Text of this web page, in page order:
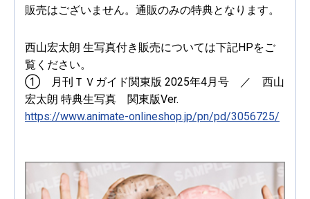
販売はございません。通販のみの特典となります。
西山宏太朗 生写真付き販売については下記HPをご
覧ください。
① 月刊ＴＶガイド関東版 2025年4月号 ／ 西山
宏太朗 特典生写真 関東版Ver.
https://www.animate-onlineshop.jp/pn/pd/3056725/